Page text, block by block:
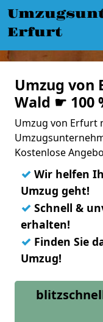
Erfurt
Umzug von
Wald ☛ 100
Umzug von Erfurt
Kostenlose
✓ Wir helfen
Umzug geht!
✓ Schnell &
erhalten!
✓ Finden Sie
Umzug!